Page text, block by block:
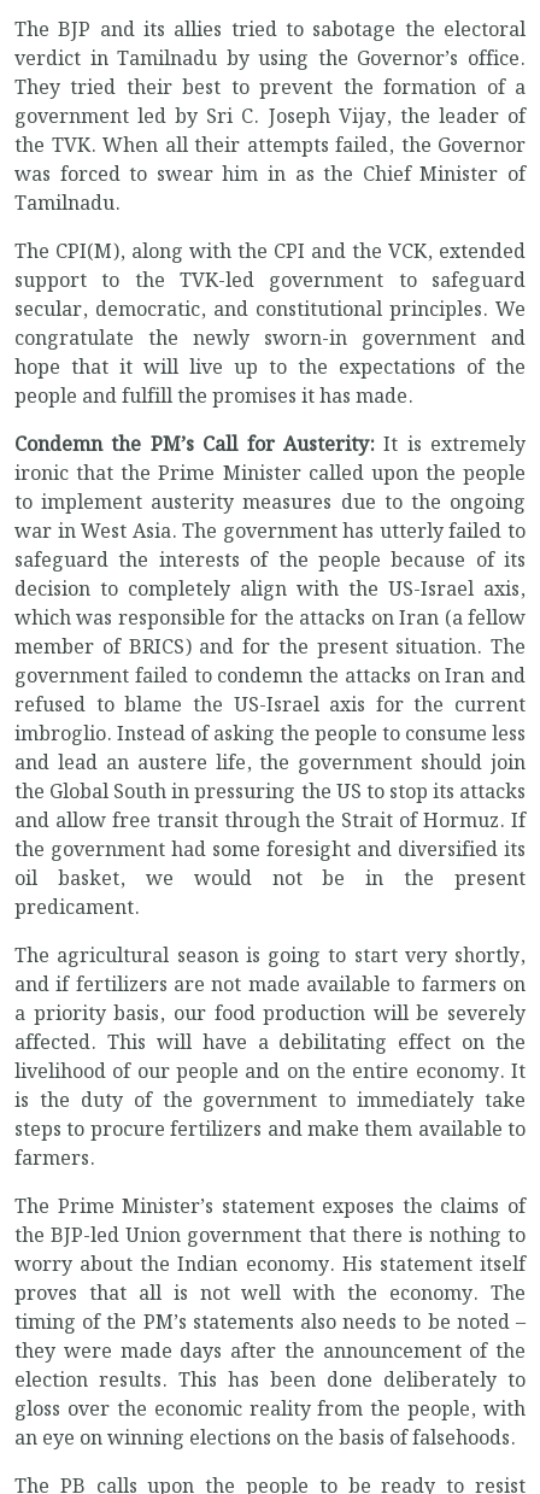
The BJP and its allies tried to sabotage the electoral
verdict in Tamilnadu by using the Governor’s office.
They tried their best to prevent the formation of a
government led by Sri C. Joseph Vijay, the leader of
the TVK. When all their attempts failed, the Governor
was forced to swear him in as the Chief Minister of
Tamilnadu.
The CPI(M), along with the CPI and the VCK, extended
support to the TVK-led government to safeguard
secular, democratic, and constitutional principles. We
congratulate the newly sworn-in government and
hope that it will live up to the expectations of the
people and fulfill the promises it has made.
Condemn the PM’s Call for Austerity:It is extremely
ironic that the Prime Minister called upon the people
to implement austerity measures due to the ongoing
war in West Asia. The government has utterly failed to
safeguard the interests of the people because of its
decision to completely align with the US-Israel axis,
which was responsible for the attacks on Iran (a fellow
member of BRICS) and for the present situation. The
government failed to condemn the attacks on Iran and
refused to blame the US-Israel axis for the current
imbroglio. Instead of asking the people to consume less
and lead an austere life, the government should join
the Global South in pressuring the US to stop its attacks
and allow free transit through the Strait of Hormuz. If
the government had some foresight and diversified its
oil basket, we would not be in the present
predicament.
The agricultural season is going to start very shortly,
and if fertilizers are not made available to farmers on
a priority basis, our food production will be severely
affected. This will have a debilitating effect on the
livelihood of our people and on the entire economy. It
is the duty of the government to immediately take
steps to procure fertilizers and make them available to
farmers.
The Prime Minister’s statement exposes the claims of
the BJP-led Union government that there is nothing to
worry about the Indian economy. His statement itself
proves that all is not well with the economy. The
timing of the PM’s statements also needs to be noted –
they were made days after the announcement of the
election results. This has been done deliberately to
gloss over the economic reality from the people, with
an eye on winning elections on the basis of falsehoods.
The PB calls upon the people to be ready to resist